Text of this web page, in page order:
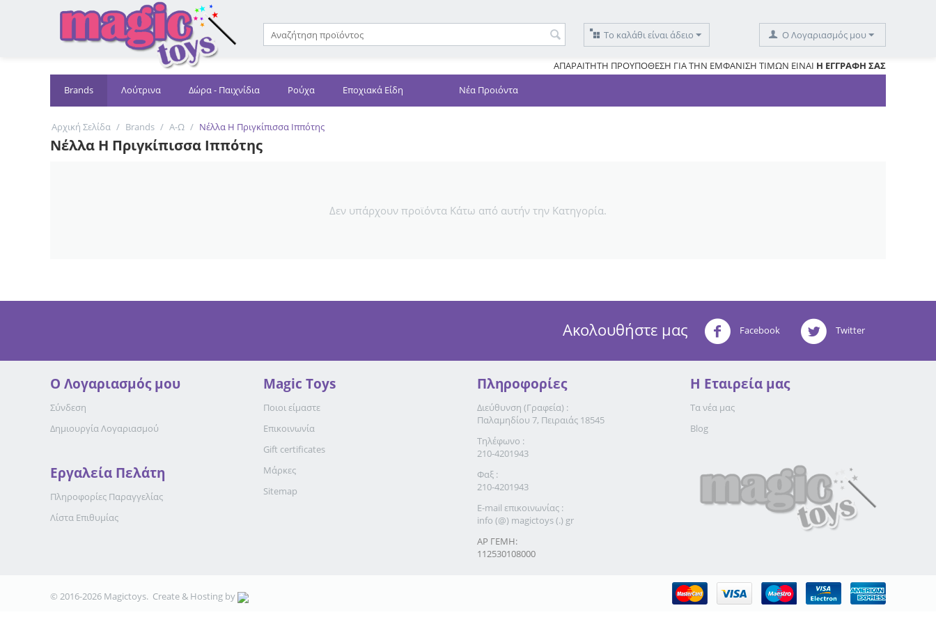
Το καλάθι είναι άδειο O Λογαριασμός μου
ΑΠΑΡΑΙΤΗΤΗ ΠΡΟΥΠΟΘΕΣΗ ΓΙΑ ΤΗΝ ΕΜΦΑΝΙΣΗ ΤΙΜΩΝ ΕΙΝΑΙ Η ΕΓΓΡΑΦΗ ΣΑΣ
Brands
Λούτρινα Δώρα - Παιχνίδια Ρούχα Εποχιακά Είδη Νέα Προιόντα
Αρχική Σελίδα / Brands / Α-Ω / Νέλλα Η Πριγκίπισσα Ιππότης
Νέλλα Η Πριγκίπισσα Ιππότης
Δεν υπάρχουν προϊόντα Κάτω από αυτήν την Κατηγορία.
Ακολουθήστε μας Facebook Twitter
Ο Λογαριασμός μου
Σύνδεση
Δημιουργία Λογαριασμού
Εργαλεία Πελάτη
Πληροφορίες Παραγγελίας
Λίστα Επιθυμίας
Magic Toys
Ποιοι είμαστε
Επικοινωνία
Gift certificates
Μάρκες
Sitemap
Πληροφορίες
Διεύθυνση (Γραφεία) :
Παλαμηδίου 7, Πειραιάς 18545
Τηλέφωνο :
210-4201943
Φαξ :
210-4201943
E-mail επικοινωνίας :
info (@) magictoys (.) gr
ΑΡ ΓΕΜΗ:
112530108000
Η Eταιρεία μας
Τα νέα μας
Blog
© 2016-2026 Magictoys. Create & Hosting by